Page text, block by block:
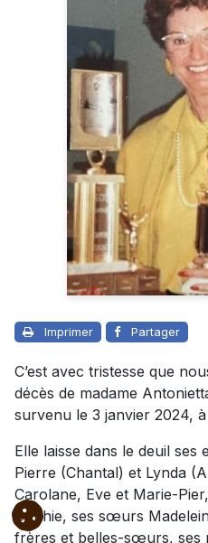
Imprimer Partager
C’est avec tristesse que
décès de madame
survenu le 3 janvier 2024, à
Elle laisse dans le deuil
Pierre (Chantal) et Lynda
Carolane, Eve et Marie-
Sophie, ses sœurs
frères et belles-sœurs, ses